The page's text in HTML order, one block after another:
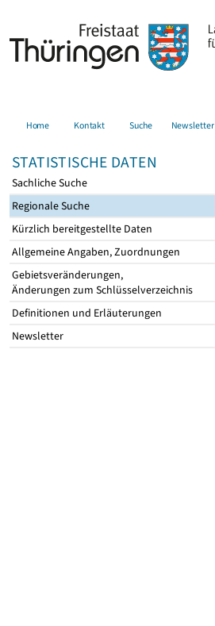
Home Kontakt Suche Newsletter
STATISTISCHE DATEN
Sachliche Suche
Regionale Suche
Kürzlich bereitgestellte Daten
Allgemeine Angaben, Zuordnungen
Gebietsveränderungen,
Änderungen zum Schlüsselverzeichnis
Definitionen und Erläuterungen
Newsletter